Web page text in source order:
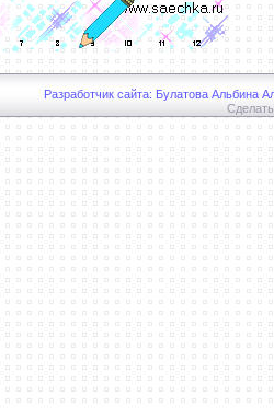
Разработчик сайта: Булатова Альбина